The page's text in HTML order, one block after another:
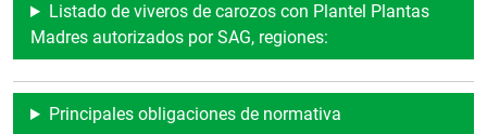
Listado de viveros de carozos con Plantel Plantas
Madres autorizados por SAG, regiones:
Principales obligaciones de normativa